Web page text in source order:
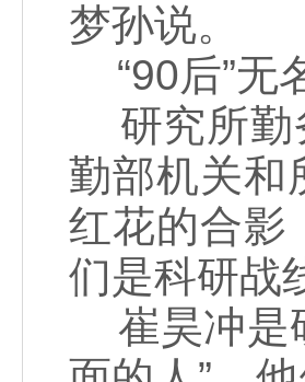
梦孙说。
“90后”无
研究所勤
勤部机关和
红花的合影
们是科研战
崔昊冲是